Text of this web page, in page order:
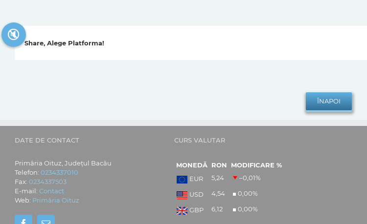
Share, Alege Platforma!
DATE DE CONTACT
Primăria Oituz, Județul Bacău
Telefon: 0234337010
Fax: 0234337503
E-mail: Contact
Web: Primăria Oituz
CURS VALUTAR
MONEDĂ RON
MODIFICARE %
EUR
5,24 –0,01%
USD 4,54 0,00%
GBP 6,12 0,00%
🔇